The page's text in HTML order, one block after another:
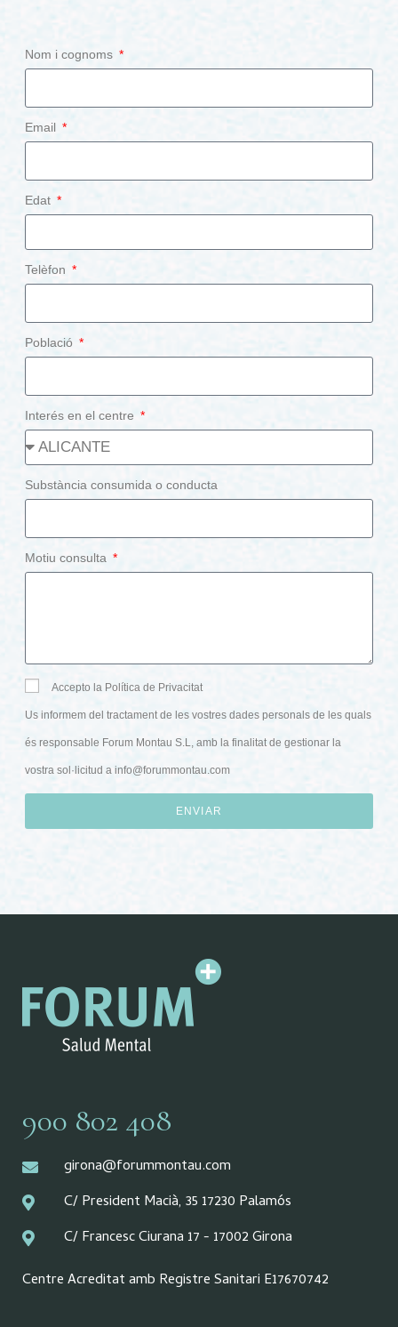
Nom i cognoms
Email
Edat
Telèfon
Població
Interés en el centre
Substància consumida o conducta
Motiu consulta
Accepto la Política de Privacitat
Us informem del tractament de les vostres dades personals de les quals
és responsable Forum Montau S.L, amb la finalitat de gestionar la
vostra sol·licitud ainfo@forummontau.com
ENVIAR
900 802 408
girona@forummontau.com
C/ President Macià, 35 17230 Palamós
C/ Francesc Ciurana 17 - 17002 Girona
Centre Acreditat amb Registre Sanitari E17670742